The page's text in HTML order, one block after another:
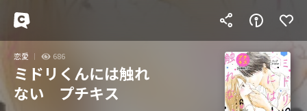
恋愛 686
ミドリくんには触れ
ない プチキス